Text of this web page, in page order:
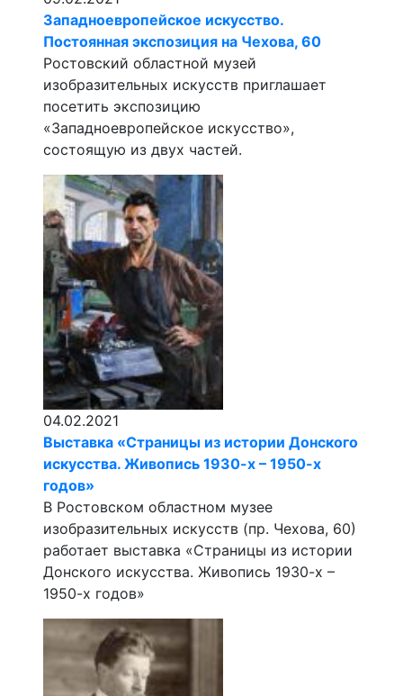
Западноевропейское искусство.
Постоянная экспозиция на Чехова, 60
Ростовский областной музей
изобразительных искусств приглашает
посетить экспозицию
«Западноевропейское искусство»,
состоящую из двух частей.
04.02.2021
Выставка «Страницы из истории Донского
искусства. Живопись 1930-х – 1950-х
годов»
В Ростовском областном музее
изобразительных искусств (пр. Чехова, 60)
работает выставка «Страницы из истории
Донского искусства. Живопись 1930-х –
1950-х годов»